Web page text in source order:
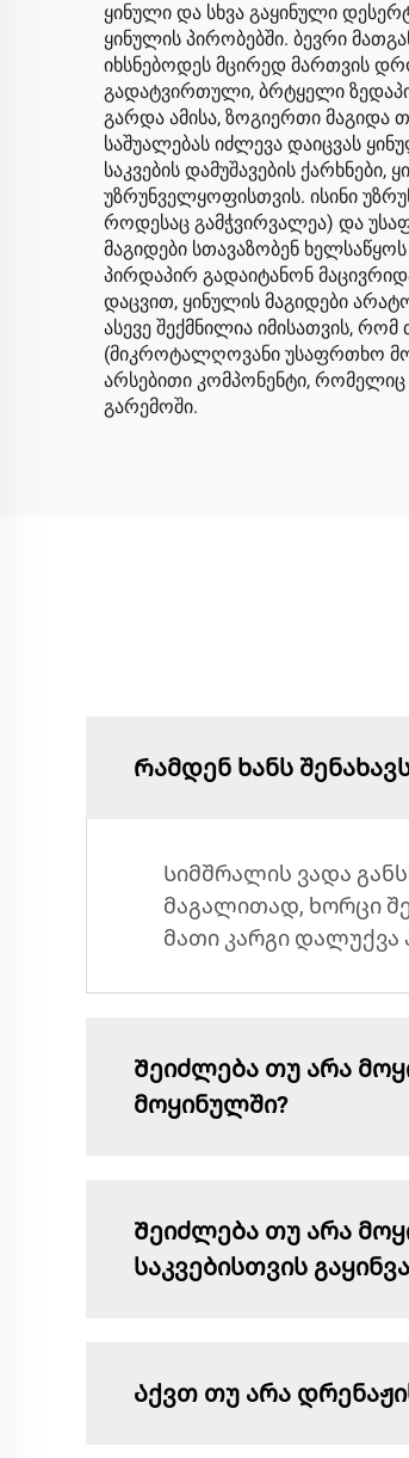
ყინული და სხვა გაყინული
ყინულის პირობებში. ბევრი
იხსნებოდეს მცირედ მართვის
გადატვირთული, ბრტყელი
გარდა ამისა, ზოგიერთი მაგიდა
საშუალებას იძლევა დაიცვას
საკვების დამუშავების
უზრუნველყოფისთვის. ისინი
როდესაც გამჭვირვალეა) და
მაგიდები სთავაზობენ
პირდაპირ გადაიტანონ
დაცვით, ყინულის მაგიდები
ასევე შექმნილია იმისათვის,
(მიკროტალღოვანი უსაფრთხო
არსებითი კომპონენტი,
გარემოში.
Რამდენ ხანს
Სიმშრალის ვადა
მაგალითად, ხორცი
მათი კარგი დალუქვა
Შეიძლება თუ არა
მოყინულში?
Შეიძლება თუ არა
საკვებისთვის
Აქვთ თუ არა